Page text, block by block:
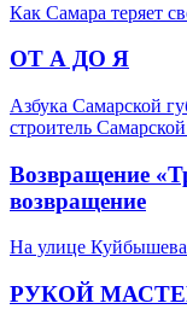
Как Самара теряет
ОТ А ДО Я
Азбука Самарской
строитель
Возвращение
возвращение
На улице Куйбышева
РУКОЙ